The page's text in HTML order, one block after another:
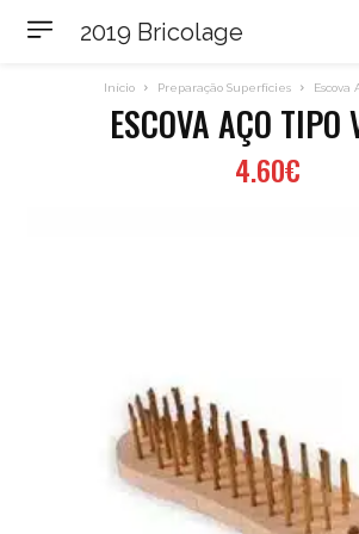
2019 Bricolage
Início Preparação Superfícies Escova
ESCOVA AÇO TIPO
4.60€